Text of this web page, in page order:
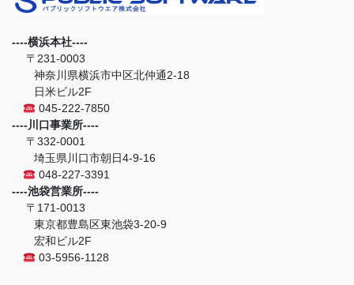
----横浜本社----
〒231-0003
神奈川県横浜市中区北仲通2-18
日米ビル2F
045-222-7850
----川口事業所----
〒332-0001
埼玉県川口市朝日4-9-16
048-227-3391
----池袋営業所----
〒171-0013
東京都豊島区東池袋3-20-9
宏和ビル2F
03-5956-1128